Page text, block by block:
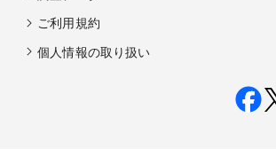
ご利用規約
個人情報の取り扱い